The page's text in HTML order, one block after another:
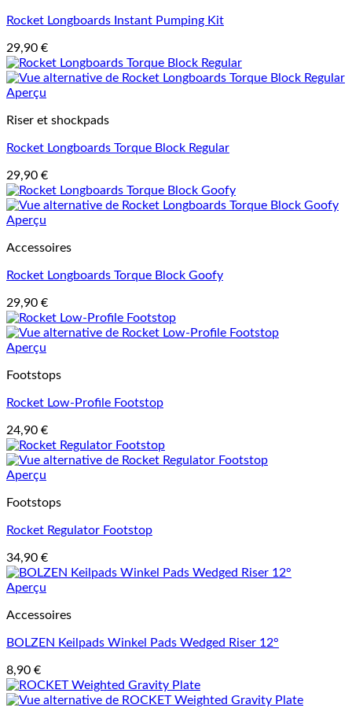
Rocket Longboards Instant Pumping Kit
29,90 €
Aperçu
Riser et shockpads
Rocket Longboards Torque Block Regular
29,90 €
Aperçu
Accessoires
Rocket Longboards Torque Block Goofy
29,90 €
Aperçu
Footstops
Rocket Low-Profile Footstop
24,90 €
Aperçu
Footstops
Rocket Regulator Footstop
34,90 €
Aperçu
Accessoires
BOLZEN Keilpads Winkel Pads Wedged Riser 12°
8,90 €